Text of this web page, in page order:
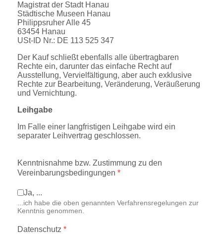
Magistrat der Stadt Hanau
Städtische Museen Hanau
Philippsruher Alle 45
63454 Hanau
USt-ID Nr.: DE 113 525 347
Der Kauf schließt ebenfalls alle übertragbaren
Rechte ein, darunter das einfache Recht auf
Ausstellung, Vervielfältigung, aber auch exklusive
Rechte zur Bearbeitung, Veränderung, Veräußerung
und Vernichtung.
Leihgabe
Im Falle einer langfristigen Leihgabe wird ein
separater Leihvertrag geschlossen.
Kenntnisnahme bzw. Zustimmung zu den
Vereinbarungsbedingungen *
Ja, ...
...ich habe die oben genannten Verfahrensregelungen zur
Kenntnis genommen.
Datenschutz *